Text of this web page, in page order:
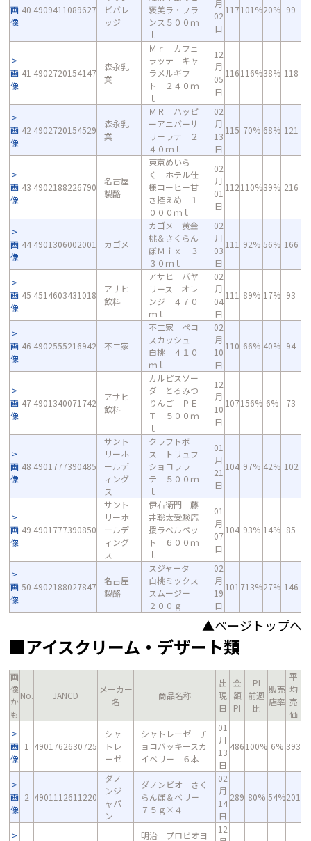
画
像
40 4909411089627
ビバレ
ッジ
褒美ラ・フラ
ンス５００ｍ
ｌ
月
02
日
117101%20% 99
画
像
41 4902720154147
森永乳
業
Ｍｒ カフェ
ラッテ キャ
ラメルギフ
ト ２４０ｍ
ｌ
12
月
05
日
116116%38% 118
画
像
42 4902720154529
森永乳
業
ＭＲ ハッピ
ーアニバーサ
リーラテ ２
４０ｍｌ
02
月
13
日
115 70% 68% 121
画
像
43 4902188226790
名古屋
製酪
東京めいら
く ホテル仕
様コーヒー甘
さ控えめ １
０００ｍｌ
02
月
01
日
112110%39% 216
画
像
44 4901306002001 カゴメ
カゴメ 黄金
桃＆さくらん
ぼＭｉｘ ３
３０ｍｌ
02
月
03
日
111 92% 56% 166
画
像
45 4514603431018
アサヒ
飲料
アサヒ バヤ
リース オレ
ンジ ４７０
ｍｌ
02
月
04
日
111 89% 17% 93
画
像
46 4902555216942 不二家
不二家 ペコ
スカッシュ
白桃 ４１０
ｍｌ
02
月
10
日
110 66% 40% 94
画
像
47 4901340071742
アサヒ
飲料
カルピスソー
ダ とろみつ
りんご ＰＥ
Ｔ ５００ｍ
ｌ
12
月
10
日
107156% 6% 73
画
像
48 4901777390485
サント
リーホ
ールデ
ィング
ス
クラフトボ
ス トリュフ
ショコララ
テ ５００ｍ
ｌ
01
月
21
日
104 97% 42% 102
画
像
49 4901777390850
サント
リーホ
ールデ
ィング
ス
伊右衛門 藤
井聡太受験応
援ラベルペッ
ト ６００ｍ
ｌ
01
月
07
日
104 93% 14% 85
画
像
50 4902188027847
名古屋
製酪
スジャータ
白桃ミックス
スムージー
２００ｇ
02
月
19
日
101 713%27% 146
▲ページトップへ
■アイスクリーム・デザート類
画
像
か
も
No. JANCD
メーカー
名
商品名称
出
現
日
金
額
PI
PI
前週
比
販売
店率
平
均
売
価
画
像
1 4901762630725
シャ
トレ
ーゼ
シャトレーゼ チ
ョコバッキースカ
イベリー ６本
01
月
13
日
486100% 6% 393
画
像
2 4901112611220
ダノ
ンジ
ャパ
ン
ダノンビオ さく
らんぼ＆ベリー
７５ｇ×４
02
月
14
日
289 80% 54%201
明治 プロビオヨ
12